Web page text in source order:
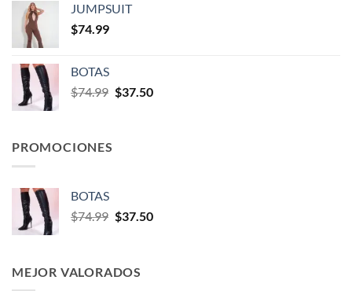
JUMPSUIT
$74.99
BOTAS
$74.99 $37.50
PROMOCIONES
BOTAS
$74.99 $37.50
MEJOR VALORADOS